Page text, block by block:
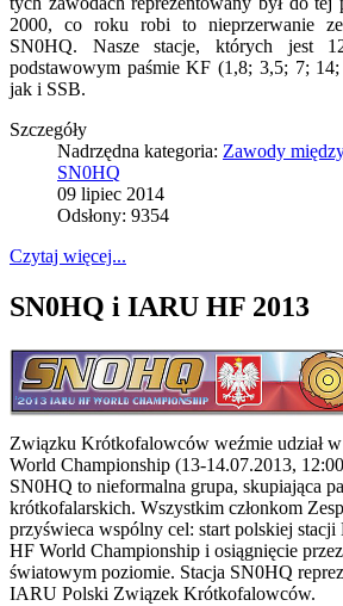
2000, co roku robi to nieprzerwanie
SN0HQ. Nasze stacje, których jest
podstawowym paśmie KF (1,8; 3,5; 7;
jak i SSB.
Szczegóły
Nadrzędna kategoria: Zawody
SN0HQ
09 lipiec 2014
Odsłony: 9354
Czytaj więcej...
SN0HQ i IARU HF 2013
Związku Krótkofalowców weźmie udział
World Championship (13-14.07.2013,
SN0HQ to nieformalna grupa, skupiająca
krótkofalarskich. Wszystkim członkom
przyświeca wspólny cel: start polskiej
HF World Championship i osiągnięcie
światowym poziomie. Stacja SN0HQ
IARU Polski Związek Krótkofalowców.